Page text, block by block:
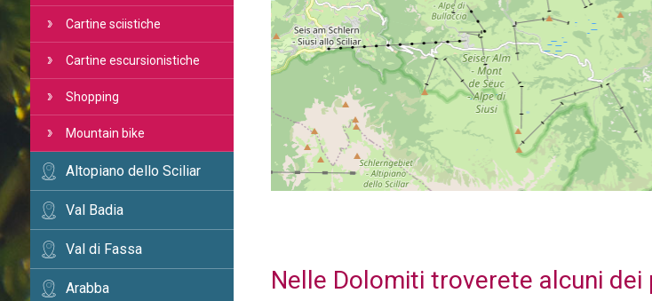
Cartine sciistiche
Cartine escursionistiche
Shopping
Mountain bike
Altopiano dello Sciliar
Val Badia
Val di Fassa
Arabba
Nelle Dolomiti troverete alcuni